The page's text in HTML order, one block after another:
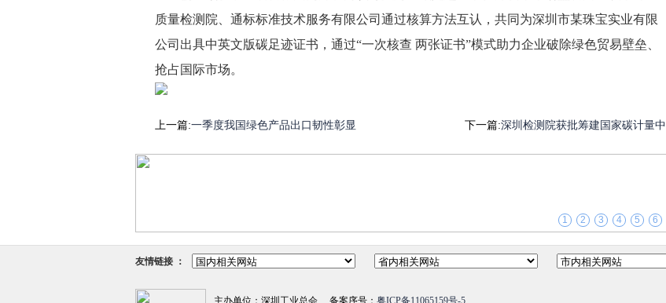
质量检测院、通标标准技术服务有限公司通过核算方法互认，共同为深圳市某珠宝实业有限
公司出具中英文版碳足迹证书，通过“一次核查 两张证书”模式助力企业破除绿色贸易壁垒、
抢占国际市场。
上一篇:一季度我国绿色产品出口韧性彰显 下一篇:深圳检测院获批筹建国家碳计量中
1 2 3 4 5 6
友情链接 ：
主办单位：深圳工业总会 备案序号： 粤ICP备11065159号-5